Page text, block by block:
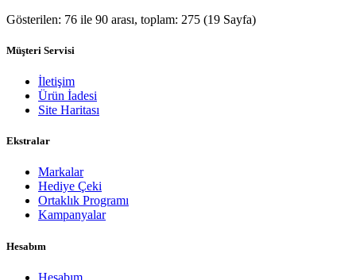
Gösterilen: 76 ile 90 arası, toplam: 275 (19 Sayfa)
Müşteri Servisi
İletişim
Ürün İadesi
Site Haritası
Ekstralar
Markalar
Hediye Çeki
Ortaklık Programı
Kampanyalar
Hesabım
Hesabım